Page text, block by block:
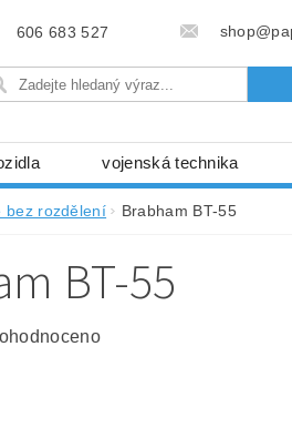
606 683 527
vojenská technika
stroje kosmická technika
modelářské potřeby
osobních údajů (GDPR)
bez rozdělení Brabham BT-55
BT-55